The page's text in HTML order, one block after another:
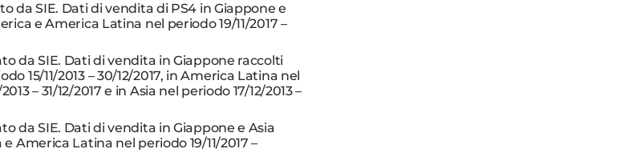
SIE. Dati di vendita di PS4 in Giappone e
e America Latina nel periodo 19/11/2017 –
da SIE. Dati di vendita in Giappone raccolti
15/11/2013 – 30/12/2017, in America Latina nel
– 31/12/2017 e in Asia nel periodo 17/12/2013 –
da SIE. Dati di vendita in Giappone e Asia
America Latina nel periodo 19/11/2017 –